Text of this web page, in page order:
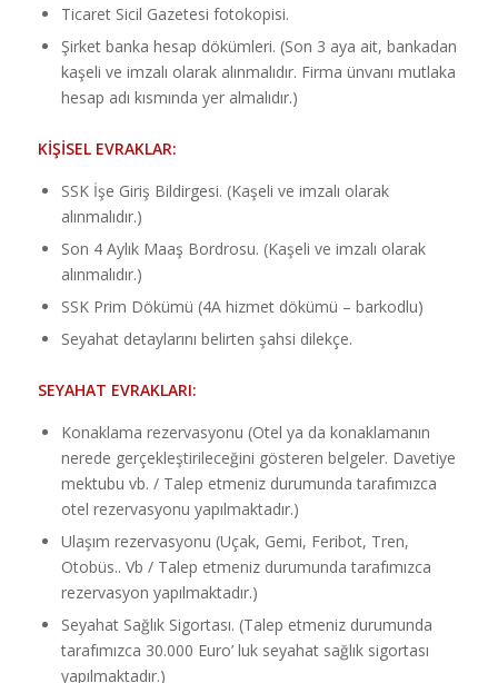
Ticaret Sicil Gazetesi fotokopisi.
Şirket banka hesap dökümleri. (Son 3 aya ait, bankadan
kaşeli ve imzalı olarak alınmalıdır. Firma ünvanı mutlaka
hesap adı kısmında yer almalıdır.)
KİŞİSEL EVRAKLAR:
SSK İşe Giriş Bildirgesi. (Kaşeli ve imzalı olarak
alınmalıdır.)
Son 4 Aylık Maaş Bordrosu. (Kaşeli ve imzalı olarak
alınmalıdır.)
SSK Prim Dökümü (4A hizmet dökümü – barkodlu)
Seyahat detaylarını belirten şahsi dilekçe.
SEYAHAT EVRAKLARI:
Konaklama rezervasyonu (Otel ya da konaklamanın
nerede gerçekleştirileceğini gösteren belgeler. Davetiye
mektubu vb. / Talep etmeniz durumunda tarafımızca
otel rezervasyonu yapılmaktadır.)
Ulaşım rezervasyonu (Uçak, Gemi, Feribot, Tren,
Otobüs.. Vb / Talep etmeniz durumunda tarafımızca
rezervasyon yapılmaktadır.)
Seyahat Sağlık Sigortası. (Talep etmeniz durumunda
tarafımızca 30.000 Euro’ luk seyahat sağlık sigortası
yapılmaktadır.)